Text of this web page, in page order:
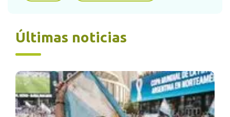
Últimas noticias